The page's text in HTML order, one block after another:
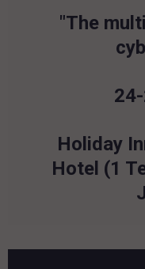
"The
Holiday
Hotel (1